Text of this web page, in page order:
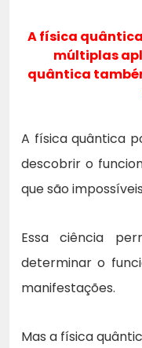
A física
múltiplas
quântica
A física quântica
descobrir o
que são
Essa ciência
determinar o
manifestações.
Mas a física